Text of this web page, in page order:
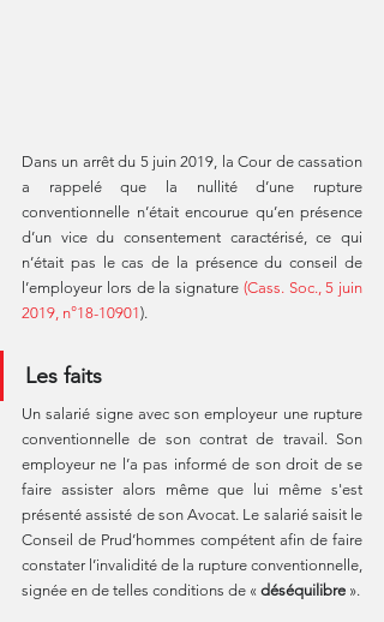
Dans un arrêt du 5 juin 2019, la Cour de cassation
a rappelé que la nullité d’une rupture
conventionnelle n’était encourue qu’en présence
d’un vice du consentement caractérisé, ce qui
n’était pas le cas de la présence du conseil de
l’employeur lors de la signature (Cass. Soc., 5 juin
2019, n°18-10901).
Les faits
Un salarié signe avec son employeur une rupture
conventionnelle de son contrat de travail. Son
employeur ne l’a pas informé de son droit de se
faire assister alors même que lui même s'est
présenté assisté de son Avocat. Le salarié saisit le
Conseil de Prud’hommes compétent afin de faire
constater l’invalidité de la rupture conventionnelle,
signée en de telles conditions de « déséquilibre